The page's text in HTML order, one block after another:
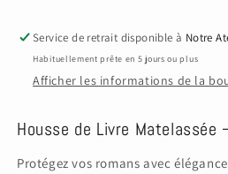
Service de retrait disponible à Notre
Habituellement prête en 5 jours ou plus
Afficher les informations de la
Housse de Livre Matelassée
Protégez vos romans avec